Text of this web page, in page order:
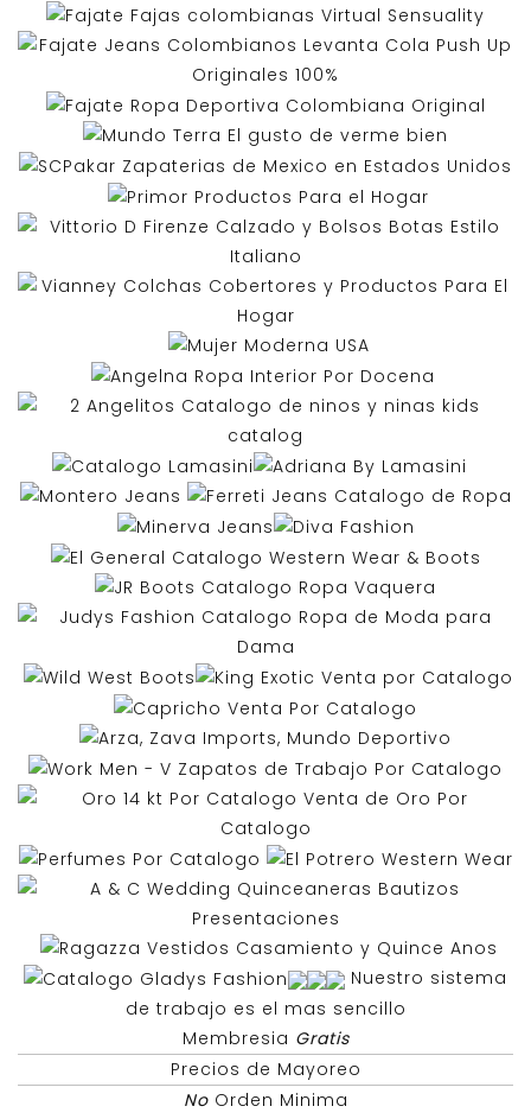
Nuestro sistema
de trabajo es el mas sencillo
Membresia Gratis
Precios de Mayoreo
NoOrden Minima